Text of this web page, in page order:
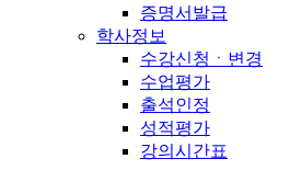
증명서발급
학사정보
수강신청ㆍ변경
수업평가
출석인정
성적평가
강의시간표